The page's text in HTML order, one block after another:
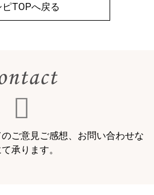
ピTOPへ戻る
ご意見ご感想、お問い合わせな
承ります。